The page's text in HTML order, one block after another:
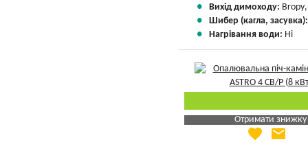
Вихід димоходу:
Шибер (кагла,
Нагрівання води: Ні
Отримати знижку
Яка Ваша ціна
favorite email